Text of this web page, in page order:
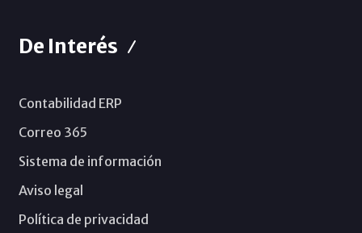
De Interés
Contabilidad ERP
Correo 365
Sistema de información
Aviso legal
Política de privacidad